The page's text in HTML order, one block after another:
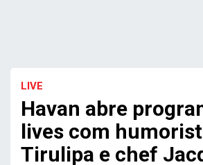
LIVE
Havan abre
lives com
Tirulipa e chef